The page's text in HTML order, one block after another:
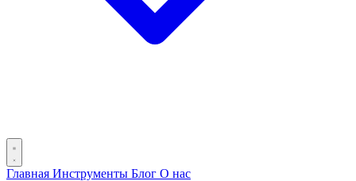
Главная Инструменты Блог О нас